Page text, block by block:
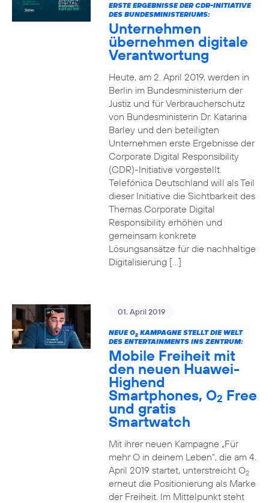
ERSTE ERGEBNISSE DER CDR-INITIATIVE
DES BUNDESMINISTERIUMS:
Unternehmen
übernehmen digitale
Verantwortung
Heute, am 2. April 2019, werden in
Berlin im Bundesministerium der
Justiz und für Verbraucherschutz
von Bundesministerin Dr. Katarina
Barley und den beteiligten
Unternehmen erste Ergebnisse der
Corporate Digital Responsibility
(CDR)-Initiative vorgestellt.
Telefónica Deutschland will als Teil
dieser Initiative die Sichtbarkeit des
Themas Corporate Digital
Responsibility erhöhen und
gemeinsam konkrete
Lösungsansätze für die nachhaltige
Digitalisierung […]
01. April 2019
NEUE O2KAMPAGNE STELLT DIE WELT
DES ENTERTAINMENTS INS ZENTRUM:
Mobile Freiheit mit
den neuen Huawei-
Highend
Smartphones, O2 Free
und gratis
Smartwatch
Mit ihrer neuen Kampagne „Für
mehr O in deinem Leben“, die am 4.
April 2019 startet, unterstreicht O2
erneut die Positionierung als Marke
der Freiheit. Im Mittelpunkt steht